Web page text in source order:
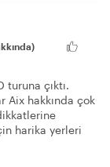
çıktı.
Aix hakkında çok
harika yerleri